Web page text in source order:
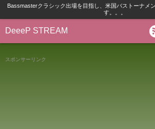
Bassmasterクラシック出場を目指し、米国バストーナメ
す。。。
DeeeP STREAM
スポンサーリンク